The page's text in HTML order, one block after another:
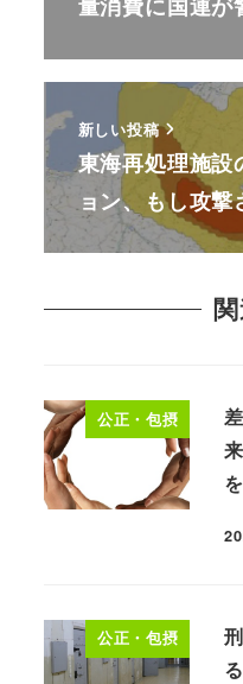
新しい投稿
東海再処理施設
ョン、もし攻
公正・包摂
公正・包摂